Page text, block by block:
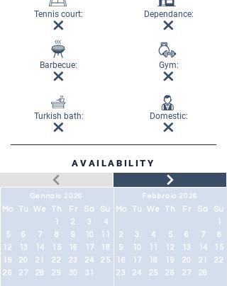
Tennis court:
Barbecue:
Turkish bath:
Dependance:
Gym:
Domestic:
AVAILABILITY
Gennaio 2026
Mo Tu We Th Fr Sa
Su
1
2 3
4
5
6 7 8 9 10
11
12
13 14 15 16 17
18
19
20 21 22 23 24
25
26
27 28 29 30 31
Febbraio 2026
Mo Tu We Th Fr Sa
Su
1
2
3 4 5 6 7
8
9
10 11 12 13 14
15
16
17 18 19 20 21
22
23
24 25 26 27 28